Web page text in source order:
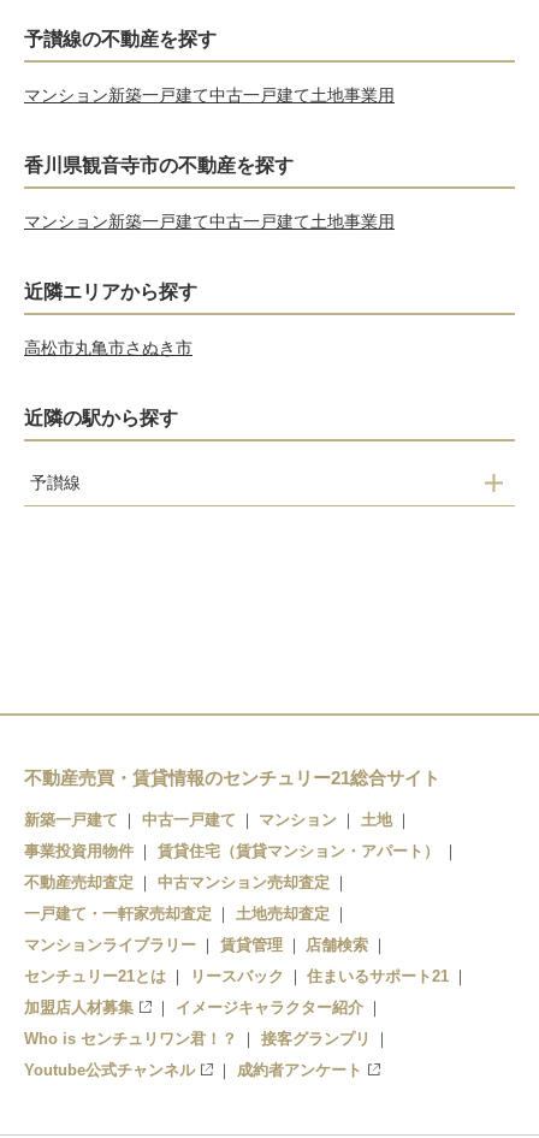
予讃線の不動産を探す
マンション新築一戸建て中古一戸建て土地事業用
香川県観音寺市の不動産を探す
マンション新築一戸建て中古一戸建て土地事業用
近隣エリアから探す
高松市丸亀市さぬき市
近隣の駅から探す
予讃線
不動産売買・賃貸情報のセンチュリー21総合サイト
新築一戸建て 中古一戸建て マンション
土地
事業投資用物件
賃貸住宅（賃貸マンション・アパート）
不動産売却査定
中古マンション売却査定
一戸建て・一軒家売却査定
土地売却査定
マンションライブラリー
賃貸管理
店舗検索
センチュリー21とは
リースバック
住まいるサポート21
加盟店人材募集
イメージキャラクター紹介
Who is センチュリワン君！？
接客グランプリ
Youtube公式チャンネル
成約者アンケート